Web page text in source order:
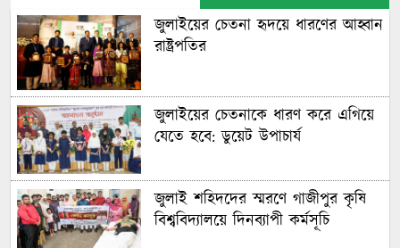
জুলাইয়ের চেতনা হৃদয়ে ধারণের আহ্বান
রাষ্ট্রপতির
জুলাইয়ের চেতনাকে ধারণ করে এগিয়ে
যেতে হবে: ডুয়েট উপাচার্য
জুলাই শহিদদের স্মরণে গাজীপুর কৃষি
বিশ্ববিদ্যালয়ে দিনব্যাপী কর্মসূচি